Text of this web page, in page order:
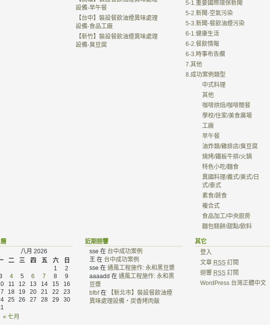
設備-早午餐
【台中】裝設餐飲油煙異味處理
設備-食品工廠
【新竹】裝設餐飲油煙異味處理
設備-臭豆腐
5-1.重要國際環保新聞
5-2.新聞-空氣污染
5-3.新聞-餐飲油煙污染
6-1.健康生活
6-2.餐飲情報
6-3.時事布告欄
7.其他
8.成功案例類型
中式料理
其他
咖啡烘焙/咖啡簡餐
學校/住家/美食廣場
工廠
早午餐
油炸類/雞排店/臭豆腐
燒烤/鐵板牛排/火鍋
特色小吃/麵食
異國料理/義式/美式/日
式/泰式
素食/蔬食
複合式
食品加工/中央廚房
麵包糕餅/甜點/飲料
八月 2026
二 三 四 五 六 日
« 七月
1
2
4 5 6 7 8
9
11 12 13 14 15
16
18 19 20 21 22
23
25 26 27 28 29
30
近期迴響
sse 在 台中成功案例
王 在 台中成功案例
sse 在 通風工程施作: 永和黑豆漿
aaaadd 在 通風工程施作: 永和黑
豆漿
bfbf在
【新北市】裝設餐飲油煙
異味處理設備‧炭香烤肉飯
其它
登入
文章 RSS 訂閱
迴響 RSS 訂閱
WordPress 台灣正體中文